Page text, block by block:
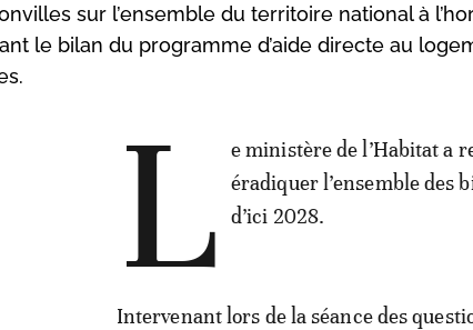
sur l’ensemble du territoire national à
le bilan du programme d’aide directe au
L
e ministère de l’Habitat a
éradiquer l’ensemble des
d’ici 2028.
Intervenant lors de la séance des